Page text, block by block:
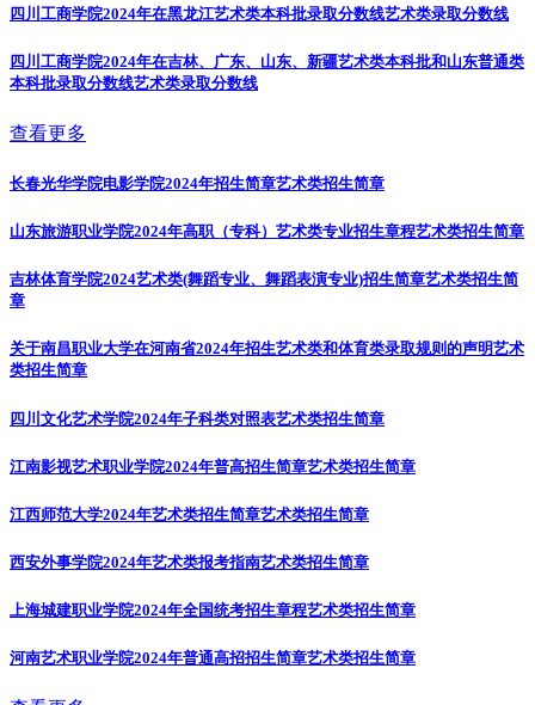
四川工商学院2024年在黑龙江艺术类本科批录取分数线艺术类录取分数线
四川工商学院2024年在吉林、广东、山东、新疆艺术类本科批和山东普通类
本科批录取分数线艺术类录取分数线
查看更多
长春光华学院电影学院2024年招生简章艺术类招生简章
山东旅游职业学院2024年高职（专科）艺术类专业招生章程艺术类招生简章
吉林体育学院2024艺术类(舞蹈专业、舞蹈表演专业)招生简章艺术类招生简
章
关于南昌职业大学在河南省2024年招生艺术类和体育类录取规则的声明艺术
类招生简章
四川文化艺术学院2024年子科类对照表艺术类招生简章
江南影视艺术职业学院2024年普高招生简章艺术类招生简章
江西师范大学2024年艺术类招生简章艺术类招生简章
西安外事学院2024年艺术类报考指南艺术类招生简章
上海城建职业学院2024年全国统考招生章程艺术类招生简章
河南艺术职业学院2024年普通高招招生简章艺术类招生简章